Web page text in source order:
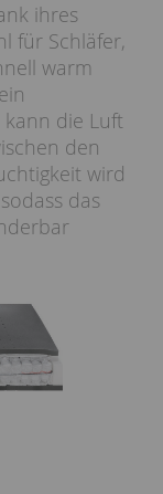
ihres
für Schläfer,
warm
kann die Luft
den
wird
das